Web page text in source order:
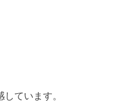
ています。